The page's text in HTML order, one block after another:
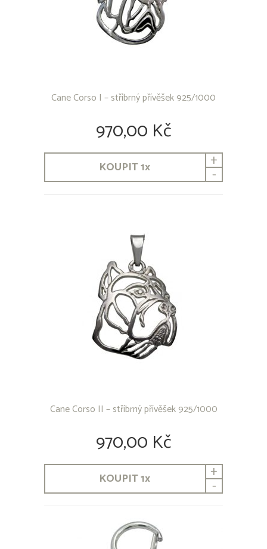
Cane Corso I – stříbrný přívěšek 925/1000
970,00 Kč
KOUPIT1x +
-
Cane Corso II – stříbrný přívěšek 925/1000
970,00 Kč
KOUPIT1x +
-